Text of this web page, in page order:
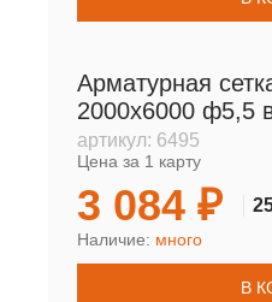
Арматурная
2000х6000 ф5,5
артикул: 6495
Цена за 1 карту
3 084 ₽
Наличие: много
В